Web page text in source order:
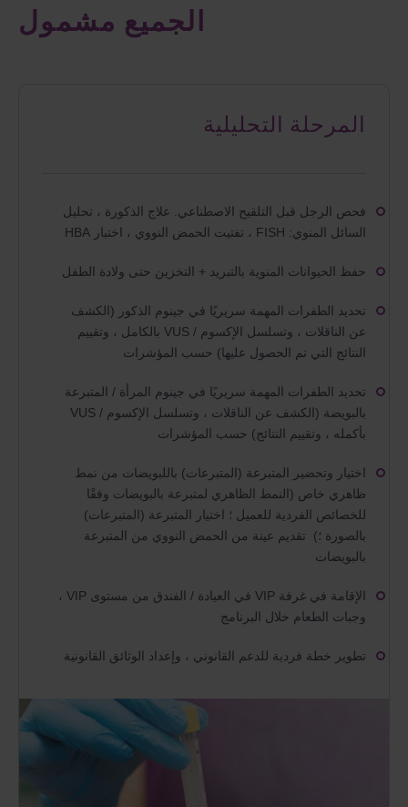
الجميع مشمول
المرحلة التحليلية
فحص الرجل قبل التلقيح الاصطناعي. علاج الذكورة ، تحليل
السائل المنوي: FISH ، تفتيت الحمض النووي ، اختبار HBA
حفظ الحيوانات المنوية بالتبريد + التخزين حتى ولادة الطفل
تحديد الطفرات المهمة سريريًا في جينوم الذكور (الكشف
عن الناقلات ، وتسلسل الإكسوم / VUS بالكامل ، وتقييم
النتائج التي تم الحصول عليها) حسب المؤشرات
تحديد الطفرات المهمة سريريًا في جينوم المرأة / المتبرعة
بالبويضة (الكشف عن الناقلات ، وتسلسل الإكسوم / VUS
بأكمله ، وتقييم النتائج) حسب المؤشرات
اختيار وتحضير المتبرعة (المتبرعات) باللبويضات من نمط
ظاهري خاص (النمط الظاهري لمتبرعة بالبويضات وفقًا
للخصائص الفردية للعميل ؛ اختيار المتبرعة (المتبرعات)
بالصورة ؛) تقديم عينة من الحمض النووي من المتبرعة
بالبويضات
الإقامة في غرفة VIP في العيادة / الفندق من مستوى VIP ،
وجبات الطعام خلال البرنامج
تطوير خطة فردية للدعم القانوني ، وإعداد الوثائق القانونية